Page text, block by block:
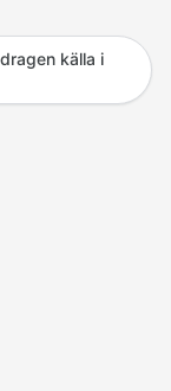
källa i